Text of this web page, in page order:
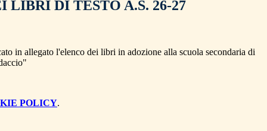
LIBRI DI TESTO A.S. 26-27
in allegato l'elenco dei libri in adozione alla scuola secondaria di
POLICY.